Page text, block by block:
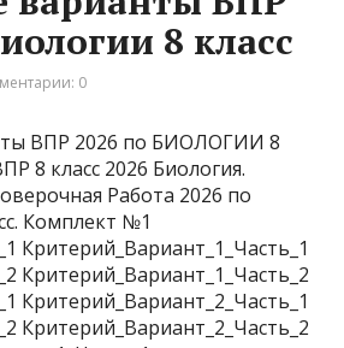
8 класс
0
ВПР 2026 по БИОЛОГИИ 8
8 класс 2026 Биология.
Работа 2026 по
Комплект №1
Критерий_Вариант_1_Часть_1
Критерий_Вариант_1_Часть_2
Критерий_Вариант_2_Часть_1
Критерий_Вариант_2_Часть_2